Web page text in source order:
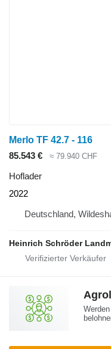
Merlo TF 42.7 - 116
85.543 €
≈ 79.940 CHF
Hoflader
2022
Deutschland,
Heinrich Schröder